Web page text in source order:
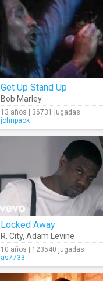
Get Up Stand Up
Bob Marley
13 años | 36731 jugadas
johnpaok
Locked Away
R. City, Adam Levine
10 años | 123540 jugadas
as7733